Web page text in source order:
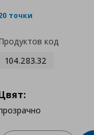
точки
код
104.283.32